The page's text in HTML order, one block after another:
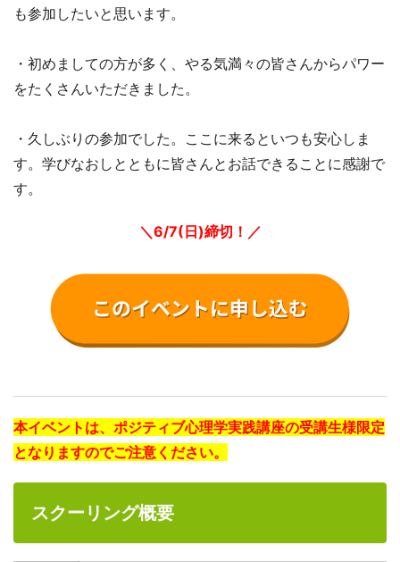
も参加したいと思います。
・初めましての方が多く、やる気満々の皆さんからパワー
をたくさんいただきました。
・久しぶりの参加でした。ここに来るといつも安心しま
す。学びなおしとともに皆さんとお話できることに感謝で
す。
＼6/7(日)締切！／
本イベントは、ポジティブ心理学実践講座の受講生様限定
となりますのでご注意ください。
スクーリング概要